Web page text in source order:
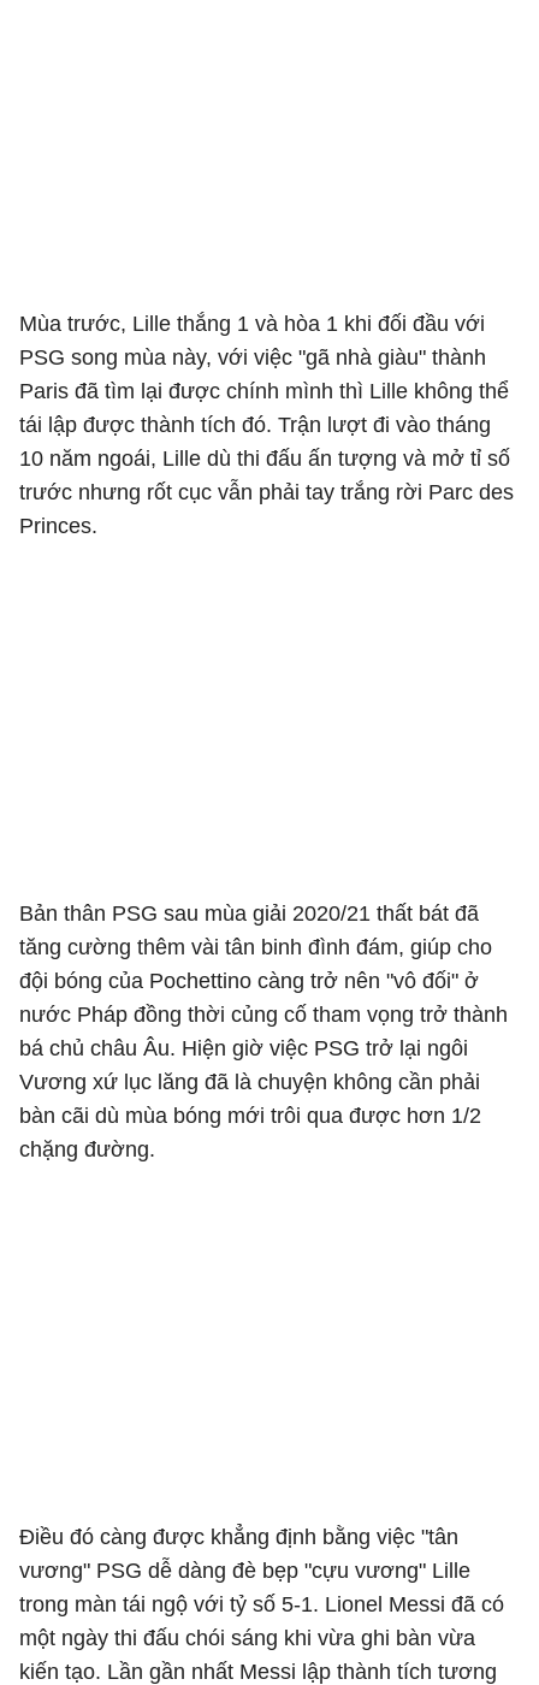
Mùa trước, Lille thắng 1 và hòa 1 khi đối đầu với
PSG song mùa này, với việc "gã nhà giàu" thành
Paris đã tìm lại được chính mình thì Lille không thể
tái lập được thành tích đó. Trận lượt đi vào tháng
10 năm ngoái, Lille dù thi đấu ấn tượng và mở tỉ số
trước nhưng rốt cục vẫn phải tay trắng rời Parc des
Princes.
Bản thân PSG sau mùa giải 2020/21 thất bát đã
tăng cường thêm vài tân binh đình đám, giúp cho
đội bóng của Pochettino càng trở nên "vô đối" ở
nước Pháp đồng thời củng cố tham vọng trở thành
bá chủ châu Âu. Hiện giờ việc PSG trở lại ngôi
Vương xứ lục lăng đã là chuyện không cần phải
bàn cãi dù mùa bóng mới trôi qua được hơn 1/2
chặng đường.
Điều đó càng được khẳng định bằng việc "tân
vương" PSG dễ dàng đè bẹp "cựu vương" Lille
trong màn tái ngộ với tỷ số 5-1. Lionel Messi đã có
một ngày thi đấu chói sáng khi vừa ghi bàn vừa
kiến tạo. Lần gần nhất Messi lập thành tích tương